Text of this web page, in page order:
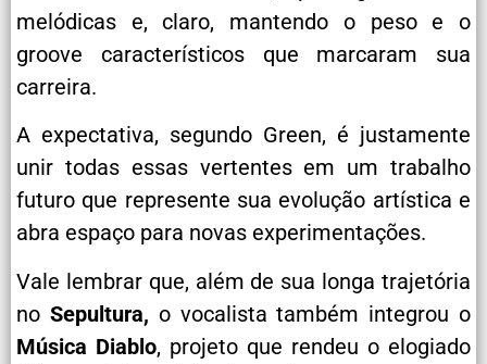
melódicas e, claro, mantendo o peso e o
groove característicos que marcaram sua
carreira.
A expectativa, segundo Green, é justamente
unir todas essas vertentes em um trabalho
futuro que represente sua evolução artística e
abra espaço para novas experimentações.
Vale lembrar que, além de sua longa trajetória
no Sepultura, o vocalista também integrou o
Música Diablo, projeto que rendeu o elogiado